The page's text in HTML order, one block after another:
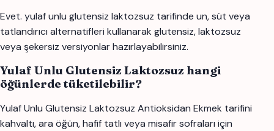
Evet. yulaf unlu glutensiz laktozsuz tarifinde un, süt veya
tatlandırıcı alternatifleri kullanarak glutensiz, laktozsuz
veya şekersiz versiyonlar hazırlayabilirsiniz.
Yulaf Unlu Glutensiz Laktozsuz hangi
öğünlerde tüketilebilir?
Yulaf Unlu Glutensiz Laktozsuz Antioksidan Ekmek tarifini
kahvaltı, ara öğün, hafif tatlı veya misafir sofraları için